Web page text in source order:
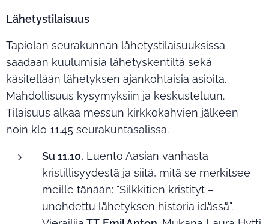
Lähetystilaisuus
Tapiolan seurakunnan lähetystilaisuuksissa
saadaan kuulumisia lähetyskentiltä sekä
käsitellään lähetyksen ajankohtaisia asioita.
Mahdollisuus kysymyksiin ja keskusteluun.
Tilaisuus alkaa messun kirkkokahvien jälkeen
noin klo 11.45 seurakuntasalissa.
Su 11.10. Luento Aasian vanhasta
kristillisyydestä ja siitä, mitä se merkitsee
meille tänään: "Silkkitien kristityt –
unohdettu lähetyksen historia idässä".